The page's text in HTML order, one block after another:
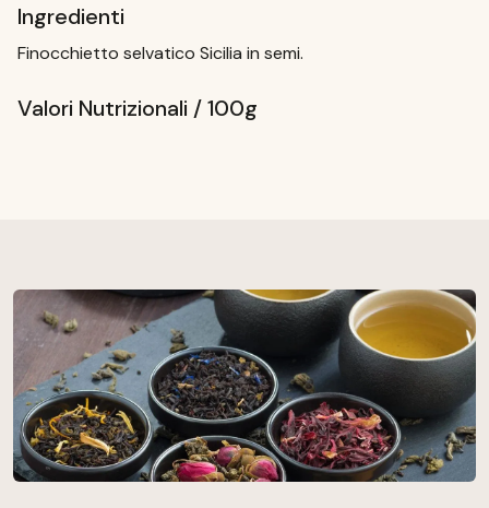
Ingredienti
Finocchietto selvatico Sicilia in semi.
Valori Nutrizionali / 100g